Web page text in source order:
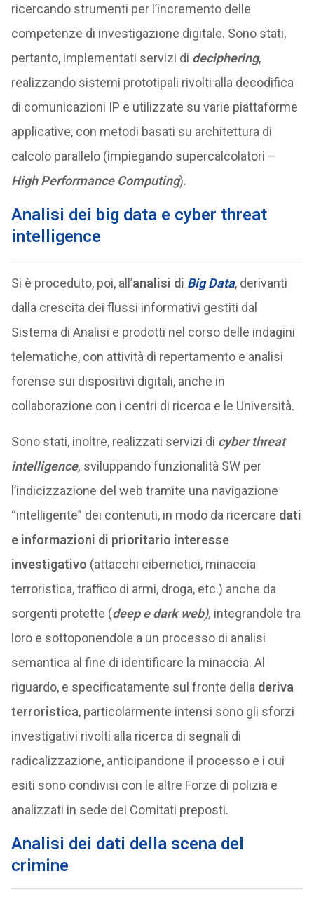
ricercando strumenti per l’incremento delle
competenze di investigazione digitale. Sono stati,
pertanto, implementati servizi di deciphering,
realizzando sistemi prototipali rivolti alla decodifica
di comunicazioni IP e utilizzate su varie piattaforme
applicative, con metodi basati su architettura di
calcolo parallelo (impiegando supercalcolatori –
High Performance Computing).
Analisi dei big data e cyber threat
intelligence
Si è proceduto, poi, all’analisi di Big Data, derivanti
dalla crescita dei flussi informativi gestiti dal
Sistema di Analisi e prodotti nel corso delle indagini
telematiche, con attività di repertamento e analisi
forense sui dispositivi digitali, anche in
collaborazione con i centri di ricerca e le Università.
Sono stati, inoltre, realizzati servizi di cyber threat
intelligence, sviluppando funzionalità SW per
l’indicizzazione del web tramite una navigazione
“intelligente” dei contenuti, in modo da ricercare dati
e informazioni di prioritario interesse
investigativo (attacchi cibernetici, minaccia
terroristica, traffico di armi, droga, etc.) anche da
sorgenti protette (deep e dark web), integrandole tra
loro e sottoponendole a un processo di analisi
semantica al fine di identificare la minaccia. Al
riguardo, e specificatamente sul fronte della deriva
terroristica, particolarmente intensi sono gli sforzi
investigativi rivolti alla ricerca di segnali di
radicalizzazione, anticipandone il processo e i cui
esiti sono condivisi con le altre Forze di polizia e
analizzati in sede dei Comitati preposti.
Analisi dei dati della scena del
crimine